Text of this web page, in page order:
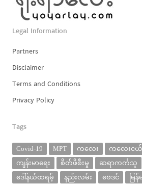
Legal Information
Partners
Disclaimer
Terms and Conditions
Privacy Policy
Tags
Covid-19 MPT ကလေး ကလေးငယ်
ကျန်းမာရေး
စိတ်ဖိစီးမှု ဆရာကင်္ကသူ
ဒေါ်နယ်ထရမ့်
နည်းလမ်း ဗေဒင် မြ